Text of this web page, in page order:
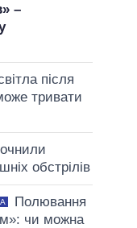
–
після
тривати
обстрілів
Полювання
чи можна